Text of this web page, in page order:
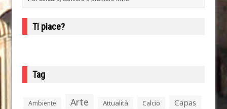
Ti piace?
Tag
Ambiente Arte Attualità Calcio Capas